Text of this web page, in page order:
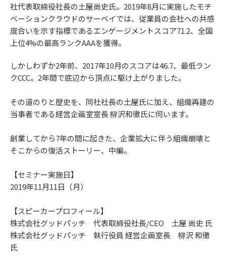
社代表取締役社長の土屋尚史氏。2019年8月に実施したモチ
ベーションクラウドのサーベイでは、従業員の会社への共感
度合いを示す指標であるエンゲージメントスコア71.2、全国
上位4%の最高ランクAAAを獲得。
しかしわずか2年前、2017年10月のスコアは46.7、最低ラン
クCCC。2年間で底辺から頂点に駆け上がりました。
その道のりと歴史を、同社社長の土屋氏に加え、組織再建の
当事者である経営企画室室長 柳沢和徹氏に伺います。
創業してから7年の間に起きた、企業拡大に伴う組織崩壊と
そこからの復活ストーリー、中編。
【セミナー実施日】
2019年11月11日（月）
【スピーカープロフィール】
株式会社グッドパッチ 代表取締役社長/CEO 土屋 尚史 氏
株式会社グッドパッチ 執行役員 経営企画室長 柳沢 和徹
氏